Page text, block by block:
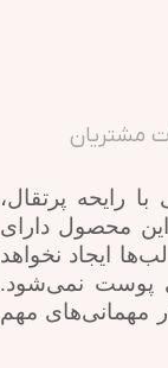
مشتریان
رایحه پرتقال،
محصول دارای
ایجاد نخواهد
پوست نمی‌شود.
مهمانی‌های مهم